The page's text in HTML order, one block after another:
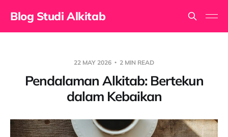
Blog Studi Alkitab
22 MAY 2026 2 MIN READ
Pendalaman Alkitab: Bertekun
dalam Kebaikan